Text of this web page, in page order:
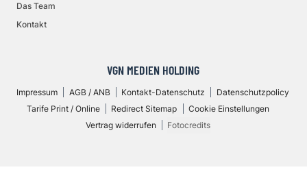
Das Team
Kontakt
VGN MEDIEN HOLDING
Impressum AGB / ANB Kontakt-Datenschutz
Datenschutzpolicy
Tarife Print / Online
Redirect Sitemap
Cookie Einstellungen
Vertrag widerrufen
Fotocredits